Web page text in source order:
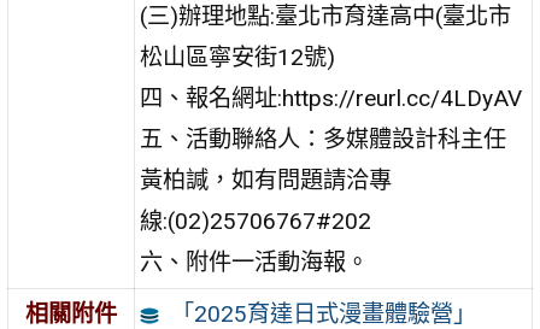
(三)辦理地點:臺北市育達高中(臺北市
松山區寧安街12號)
四、報名網址:https://reurl.cc/4LDyAV
五、活動聯絡人：多媒體設計科主任
黃柏諴，如有問題請洽專
線:(02)25706767#202
六、附件一活動海報。
相關附件
「2025育達日式漫畫體驗營」